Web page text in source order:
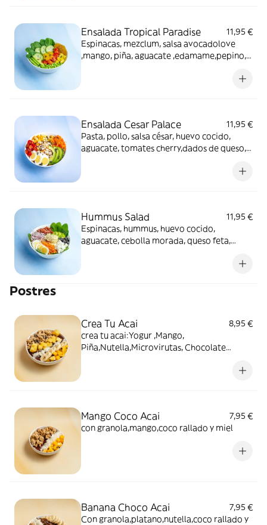
Ensalada Tropical Paradise
11,95 €
Espinacas, mezclum, salsa avocadolove
,mango, piña, aguacate ,edamame,pepino,
Ensalada Cesar Palace
11,95 €
Pasta, pollo, salsa césar, huevo cocido,
aguacate, tomates cherry,dados de queso,
Hummus Salad
11,95 €
Espinacas, hummus, huevo cocido,
aguacate, cebolla morada, queso feta,
Postres
Crea Tu Acai
8,95 €
crea tu acai:Yogur ,Mango,
Piña,Nutella,Microvirutas, Chocolate
Mango Coco Acai
7,95 €
con granola,mango,coco rallado y miel
Banana Choco Acai
7,95 €
Con granola,platano,nutella,coco rallado y